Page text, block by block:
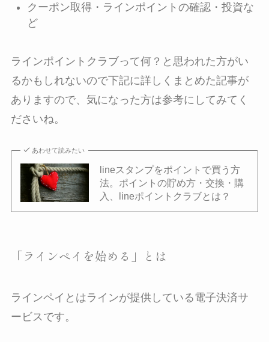
クーポン取得・ラインポイントの確認・投資な
ど
ラインポイントクラブって何？と思われた方がい
るかもしれないので下記に詳しくまとめた記事が
ありますので、気になった方は参考にしてみてく
ださいね。
あわせて読みたい
lineスタンプをポイントで買う方
法。ポイントの貯め方・交換・購
入、lineポイントクラブとは？
「ラインペイを始める」とは
ラインペイとはラインが提供している電子決済サ
ービスです。